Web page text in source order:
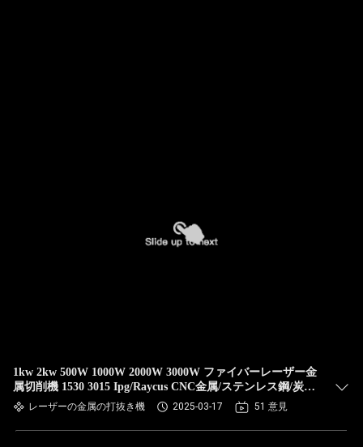
1kw 2kw 500W 1000W 2000W 3000W ファイバーレーザー金
属切削機 1530 3015 Ipg/Raycus CNC金属/ステンレス鋼/炭素
プレート
レーザーの金属の打抜き機 2025-03-17 51 意見